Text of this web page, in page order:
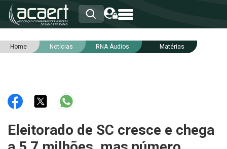
HOME
RNA
NOTÍCIAS
SERVIÇOS
INTEGRIDADE
Home Notícias RNA Áudios Matérias
Eleitorado de SC cresce e chega